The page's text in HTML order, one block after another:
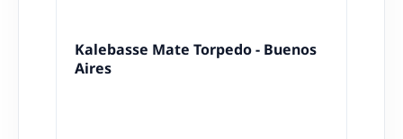
Kalebasse Mate Torpedo - Buenos
Aires